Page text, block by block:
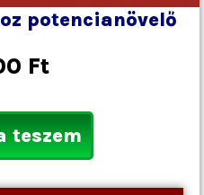
potencianövelő
Ft
teszem